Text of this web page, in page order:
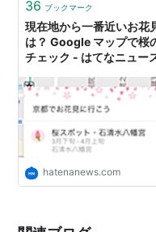
36 ブックマーク
現在地から一番近いお花
は？ Google マップで桜
チェック - はてなニュー
hatenanews.com